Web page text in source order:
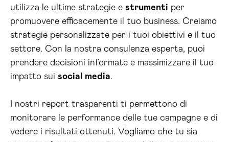
utilizza le ultime strategie e strumenti per
promuovere efficacemente il tuo business. Creiamo
strategie personalizzate per i tuoi obiettivi e il tuo
settore. Con la nostra consulenza esperta, puoi
prendere decisioni informate e massimizzare il tuo
impatto sui social media.
I nostri report trasparenti ti permettono di
monitorare le performance delle tue campagne e di
vedere i risultati ottenuti. Vogliamo che tu sia